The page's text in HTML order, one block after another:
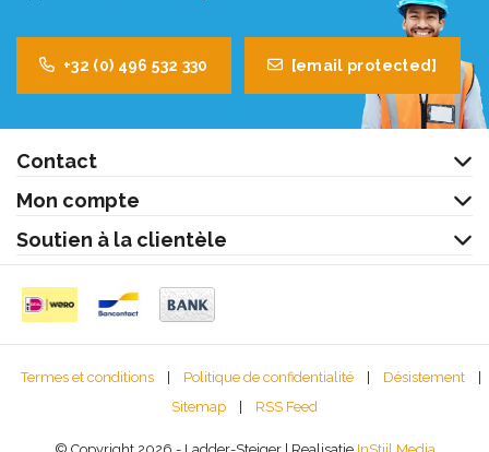
+32 (0) 496 532 330 [email protected]
Contact
Mon compte
Soutien à la clientèle
Termes et conditions | Politique de confidentialité | Désistement
|
Sitemap
| RSS Feed